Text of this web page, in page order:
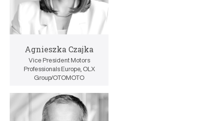
Agnieszka Czajka
Vice President Motors
Professionals Europe, OLX
Group/OTOMOTO